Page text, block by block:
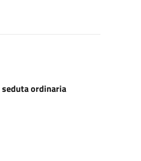
seduta ordinaria